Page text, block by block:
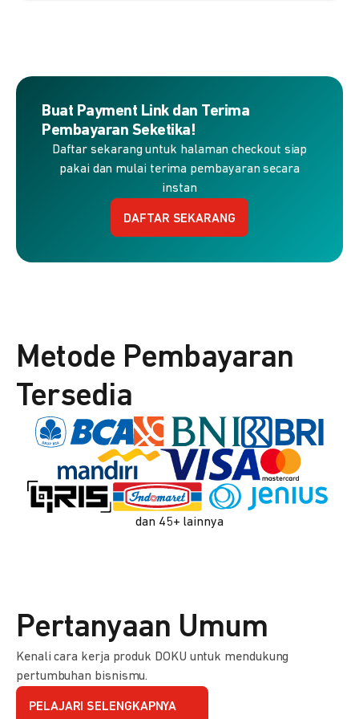
Buat Payment Link dan Terima
Pembayaran Seketika!
Daftar sekarang untuk halaman checkout siap
pakai dan mulai terima pembayaran secara
instan
DAFTAR SEKARANG
Metode Pembayaran
Tersedia
dan 45+ lainnya
Pertanyaan Umum
Kenali cara kerja produk DOKU untuk mendukung
pertumbuhan bisnismu.
PELAJARI SELENGKAPNYA